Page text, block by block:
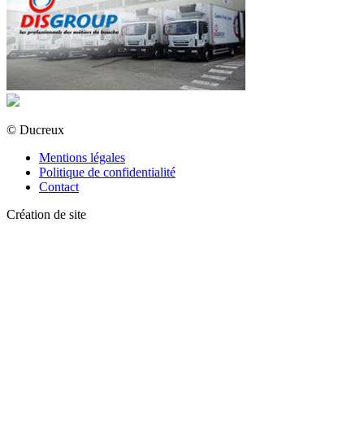
© Ducreux
Mentions légales
Politique de confidentialité
Contact
Création de site